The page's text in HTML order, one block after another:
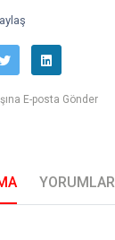
E-posta Gönder